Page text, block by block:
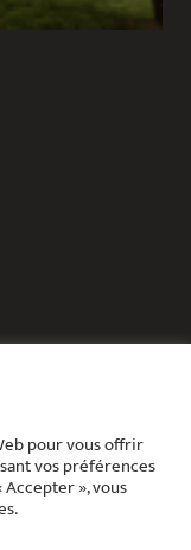
pour vous offrir
vos préférences
», vous